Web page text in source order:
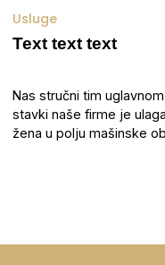
Usluge
Text text text
Nas stručni tim
stavki naše firme je
žena u polju mašinske